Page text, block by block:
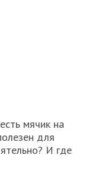
мячик на
для
И где